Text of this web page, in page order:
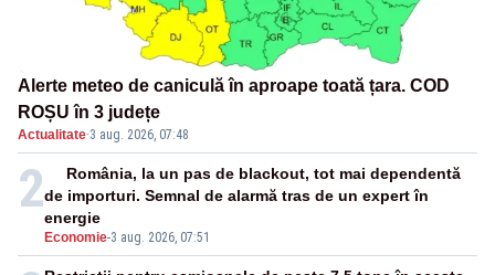
Alerte meteo de caniculă în aproape toată țara. COD
ROȘU în 3 județe
Actualitate·3 aug. 2026, 07:48
2
Economie-3 aug. 2026, 07:51
România, la un pas de blackout, tot mai dependentă
de importuri. Semnal de alarmă tras de un expert în
energie